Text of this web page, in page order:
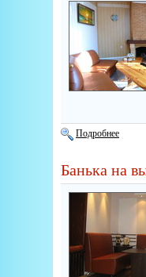
Подробнее
Банька на